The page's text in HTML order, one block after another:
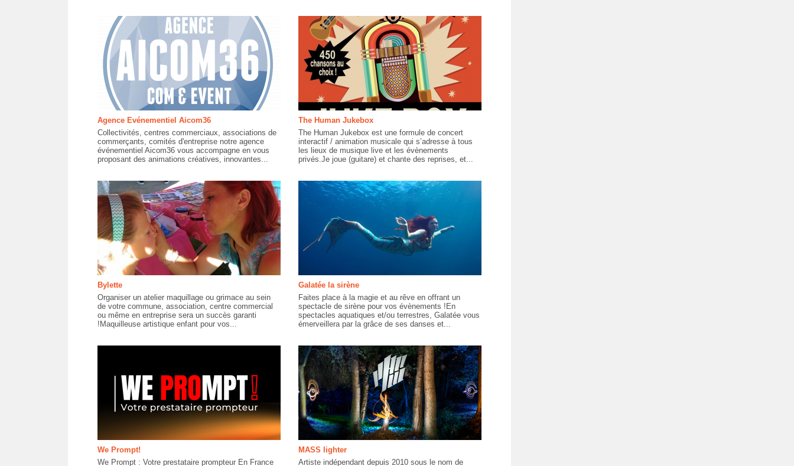
Agence Evénementiel Aicom36
Collectivités, centres commerciaux, associations de
commerçants, comités d'entreprise notre agence
événementiel Aicom36 vous accompagne en vous
proposant des animations créatives, innovantes...
The Human Jukebox
The Human Jukebox est une formule de concert
interactif / animation musicale qui s’adresse à tous
les lieux de musique live et les évènements
privés.Je joue (guitare) et chante des reprises, et...
Bylette
Organiser un atelier maquillage ou grimace au sein
de votre commune, association, centre commercial
ou même en entreprise sera un succès garanti
!Maquilleuse artistique enfant pour vos...
Galatée la sirène
Faites place à la magie et au rêve en offrant un
spectacle de sirène pour vos évènements !En
spectacles aquatiques et/ou terrestres, Galatée vous
émerveillera par la grâce de ses danses et...
We Prompt!
We Prompt : Votre prestataire prompteur En France
MASS lighter
Artiste indépendant depuis 2010 sous le nom de